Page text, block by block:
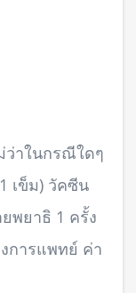
ว่าในกรณีใดๆ
เข็ม) วัคซีน
พยาธิ 1 ครั้ง
การแพทย์ ค่า